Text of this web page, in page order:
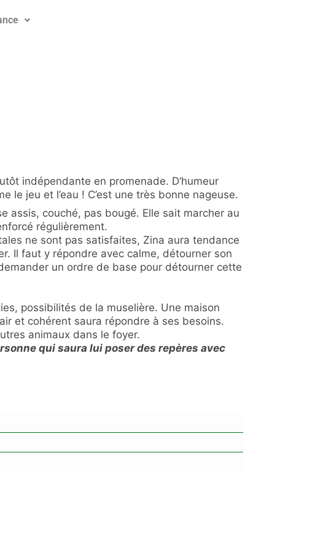
indépendante en promenade. D’humeur
le jeu et l’eau ! C’est une très bonne nageuse.
assis, couché, pas bougé. Elle sait marcher au
régulièrement.
ne sont pas satisfaites, Zina aura tendance
Il faut y répondre avec calme, détourner son
un ordre de base pour détourner cette
possibilités de la muselière. Une maison
et cohérent saura répondre à ses besoins.
animaux dans le foyer.
qui saura lui poser des repères avec